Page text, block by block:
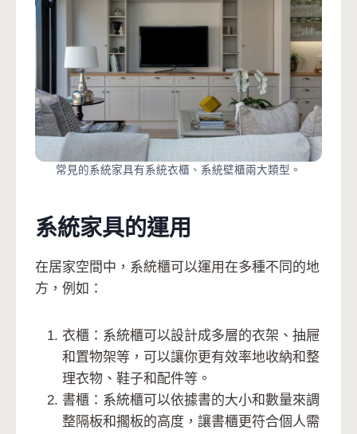
常見的系統家具有系統衣櫃、系統壁櫃兩大類型。
系統家具的運用
在居家空間中，系統櫃可以運用在多種不同的地
方，例如：
衣櫃：系統櫃可以設計成多層的衣架、抽屜
和置物架等，可以讓你更有效率地收納和整
理衣物、鞋子和配件等。
書櫃：系統櫃可以依據書的大小和數量來調
整隔板和擱板的高度，讓書櫃更符合個人需